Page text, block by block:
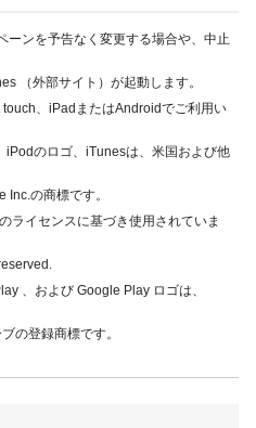
ーンを予告なく変更する場合や、中止
（外部サイト）が起動します。
、iPadまたはAndroidでご利用い
iPodのロゴ、iTunesは、米国および他
の商標です。
ライセンスに基づき使用されていま
、および Google Play ロゴは、
の登録商標です。